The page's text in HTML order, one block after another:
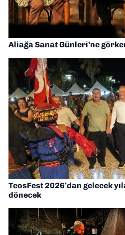
Aliağa Sanat Günleri’ne
TeosFest 2026’dan gelecek
dönecek